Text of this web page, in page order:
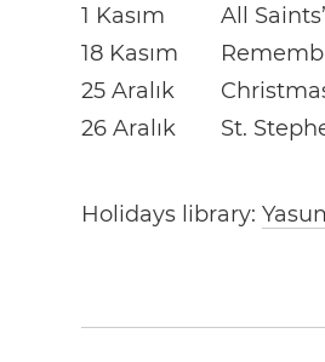
1 Kasım
All
18 Kasım
25 Aralık
26 Aralık
St.
Holidays library: